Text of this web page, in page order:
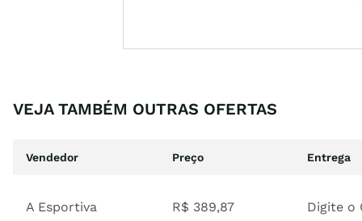
VEJA TAMBÉM OUTRAS OFERTAS
Vendedor Preço Entrega
A Esportiva R$ 389,87 Digite o